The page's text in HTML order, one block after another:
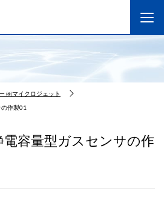
㈱マイクロジェット
作製01
電容量型ガスセンサの作